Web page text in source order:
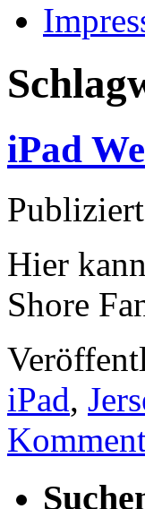
iPad
Hier
Shore
iPad,